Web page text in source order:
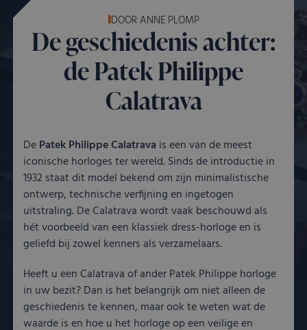
DOOR ANNE PLOMP
De geschiedenis achter:
de Patek Philippe
Calatrava
DePatek Philippe Calatrava is een van de meest
iconische horloges ter wereld. Sinds de introductie in
1932 staat dit model bekend om zijn minimalistische
ontwerp, technische verfijning en ingetogen
uitstraling. De Calatrava wordt vaak beschouwd als
hét voorbeeld van een klassiek dress-horloge en is
geliefd bij zowel kenners als verzamelaars.
Heeft u een Calatrava of ander Patek Philippe horloge
in uw bezit? Dan is het belangrijk om niet alleen de
geschiedenis te kennen, maar ook te weten wat de
waarde is en hoe u het horloge op een veilige en